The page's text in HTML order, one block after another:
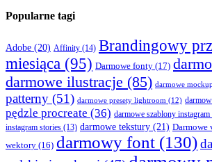
Popularne tagi
Adobe (20) Affinity (14) Brandingowy
miesiąca (95) Darmowe fonty (17)
darmowe ilustracje (85) darmowe
patterny (51) darmowe presety lightroom (12)
pędzle procreate (36) darmowe szablony instagram
instagram stories (13) darmowe tekstury (21) Darmowe
wektory (16) darmowy font (130)